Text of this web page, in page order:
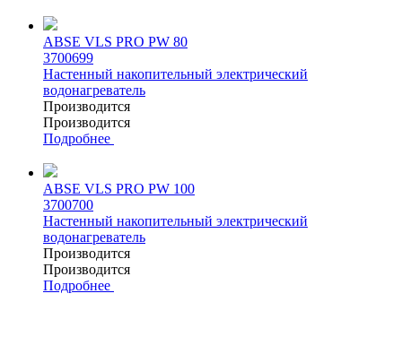
ABSE VLS PRO PW 80
3700699
Настенный накопительный электрический
водонагреватель
Производится
Производится
Подробнее
ABSE VLS PRO PW 100
3700700
Настенный накопительный электрический
водонагреватель
Производится
Производится
Подробнее